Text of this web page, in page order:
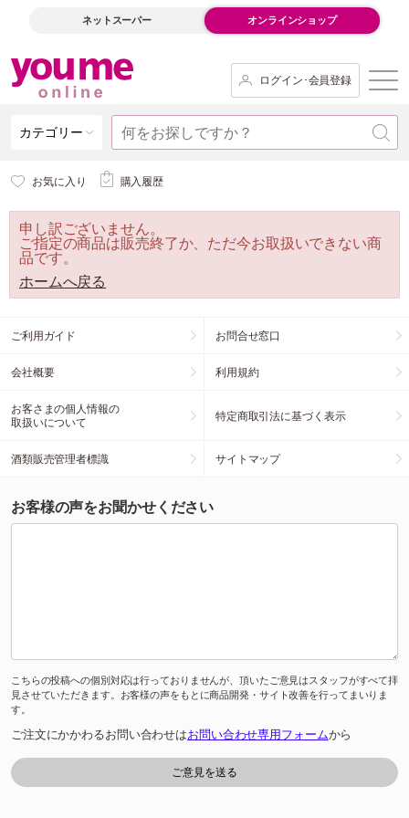
ネットスーパー オンラインショップ
ログイン･会員登録
カテゴリー
お気に入り 購入履歴
申し訳ございません。
ご指定の商品は販売終了か、ただ今お取扱いできない商
品です。
ホームへ戻る
ご利用ガイド お問合せ窓口
会社概要 利用規約
お客さまの個人情報の
取扱いについて
特定商取引法に基づく表示
酒類販売管理者標識 サイトマップ
お客様の声をお聞かせください
こちらの投稿への個別対応は行っておりませんが、頂いたご意見はスタッフがすべて拝
見させていただきます。お客様の声をもとに商品開発・サイト改善を行ってまいりま
す。
ご注文にかかわるお問い合わせはお問い合わせ専用フォームから